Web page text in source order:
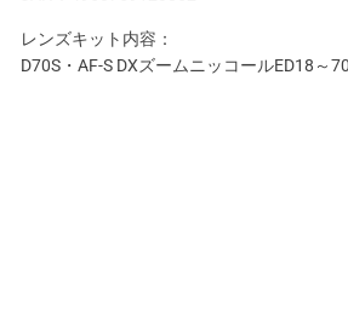
レンズキット内容：
D70S・AF-S DXズームニッコールED18～